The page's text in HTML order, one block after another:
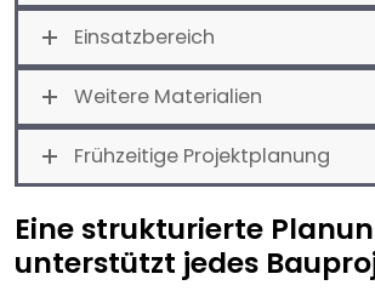
Einsatzbereich
Weitere Materialien
Frühzeitige Projektplanung
Eine strukturierte
unterstützt jedes